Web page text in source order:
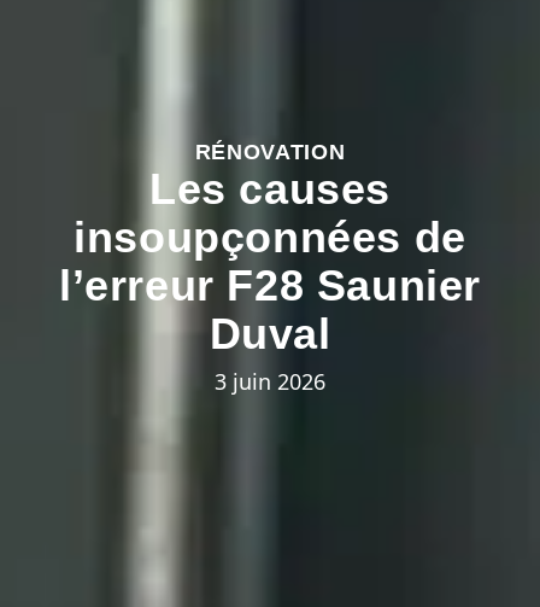
RÉNOVATION
Les causes
insoupçonnées de
l’erreur F28 Saunier
Duval
3 juin 2026